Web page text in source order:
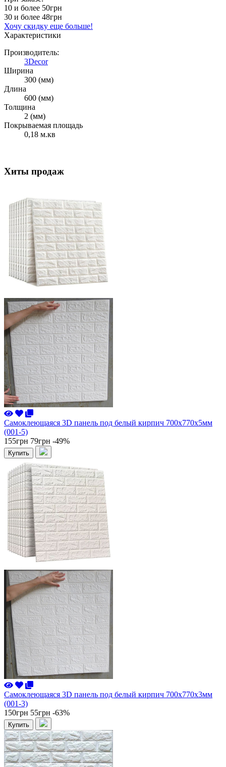
10 и более 50грн
30 и более 48грн
Хочу скидку еще больше!
Характеристики
Производитель:
3Decor
Ширина
300 (мм)
Длина
600 (мм)
Толщина
2 (мм)
Покрываемая площадь
0,18 м.кв
Хиты продаж
Самоклеющаяся 3D панель под белый кирпич 700x770x5мм
(001-5)
155грн 79грн -49%
Купить
Самоклеющаяся 3D панель под белый кирпич 700x770x3мм
(001-3)
150грн 55грн -63%
Купить